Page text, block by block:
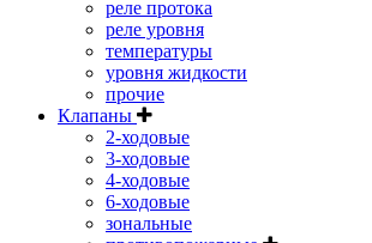
реле протока
реле уровня
температуры
уровня жидкости
прочие
Клапаны
2-ходовые
3-ходовые
4-ходовые
6-ходовые
зональные